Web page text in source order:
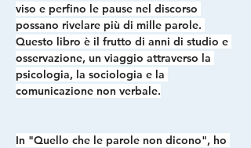
viso e perfino le pause nel discorso
possano rivelare più di mille parole.
Questo libro è il frutto di anni di studio e
osservazione, un viaggio attraverso la
psicologia, la sociologia e la
comunicazione non verbale.
In "Quello che le parole non dicono", ho